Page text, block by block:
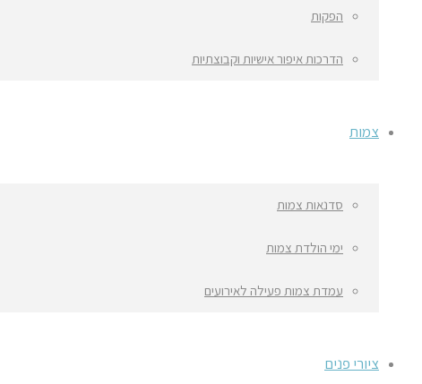
הפקות
הדרכות איפור אישיות וקבוצתיות
צמות
סדנאות צמות
ימי הולדת צמות
עמדת צמות פעילה לאירועים
ציורי פנים